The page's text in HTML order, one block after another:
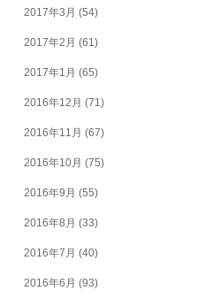
2017年3月 (54)
2017年2月 (61)
2017年1月 (65)
2016年12月 (71)
2016年11月 (67)
2016年10月 (75)
2016年9月 (55)
2016年8月 (33)
2016年7月 (40)
2016年6月 (93)